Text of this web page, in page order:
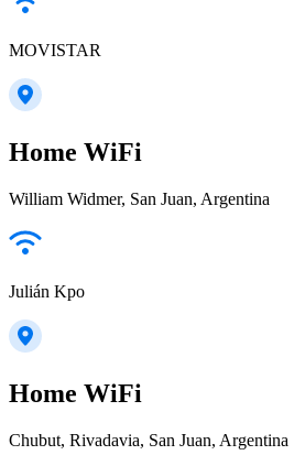
MOVISTAR
Home WiFi
William Widmer, San Juan, Argentina
Julián Kpo
Home WiFi
Chubut, Rivadavia, San Juan, Argentina